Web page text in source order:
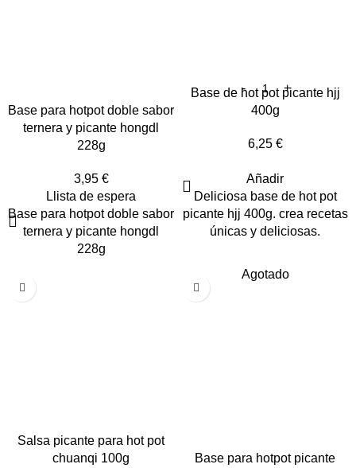
Base para hotpot doble sabor
ternera y picante hongdl
228g
3,95 €
Llista de espera
Base para hotpot doble sabor
ternera y picante hongdl
228g
Base de hot pot picante hjj
400g
6,25 €
Añadir
Deliciosa base de hot pot
picante hjj 400g. crea recetas
únicas y deliciosas.
Salsa picante para hot pot
chuanqi 100g
Agotado
Base para hotpot picante